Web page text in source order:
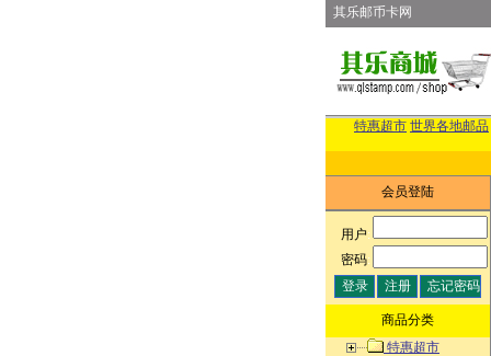
其乐邮币卡网
特惠超市 世界各地邮品
会员登陆
用户:
密码:
商品分类
特惠超市